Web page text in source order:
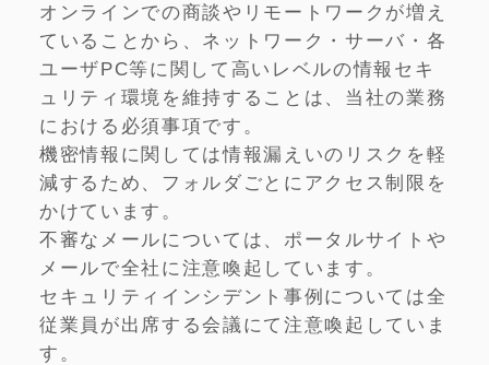
オンラインでの商談やリモートワークが増え
ていることから、ネットワーク・サーバ・各
ユーザPC等に関して高いレベルの情報セキ
ュリティ環境を維持することは、当社の業務
における必須事項です。
機密情報に関しては情報漏えいのリスクを軽
減するため、フォルダごとにアクセス制限を
かけています。
不審なメールについては、ポータルサイトや
メールで全社に注意喚起しています。
セキュリティインシデント事例については全
従業員が出席する会議にて注意喚起していま
す。